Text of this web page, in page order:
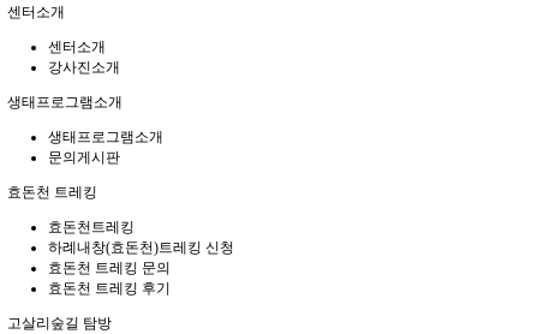
센터소개
센터소개
강사진소개
생태프로그램소개
생태프로그램소개
문의게시판
효돈천 트레킹
효돈천트레킹
하례내창(효돈천)트레킹 신청
효돈천 트레킹 문의
효돈천 트레킹 후기
고살리숲길 탐방